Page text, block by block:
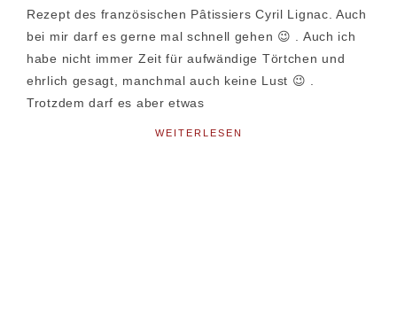
Rezept des französischen Pâtissiers Cyril Lignac. Auch
bei mir darf es gerne mal schnell gehen 😉 . Auch ich
habe nicht immer Zeit für aufwändige Törtchen und
ehrlich gesagt, manchmal auch keine Lust 😉 .
Trotzdem darf es aber etwas
WEITERLESEN